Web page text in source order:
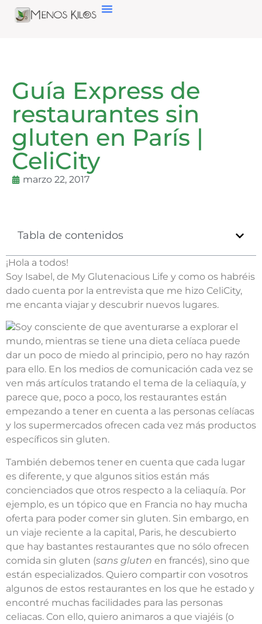
Guía Express de
restaurantes sin
gluten en París |
CeliCity
marzo 22, 2017
Tabla de contenidos
¡Hola a todos!
Soy Isabel, de My Glutenacious Life y como os habréis
dado cuenta por la entrevista que me hizo CeliCity,
me encanta viajar y descubrir nuevos lugares.
Soy consciente de que aventurarse a explorar el
mundo, mientras se tiene una dieta celíaca puede
dar un poco de miedo al principio, pero no hay razón
para ello. En los medios de comunicación cada vez se
ven más artículos tratando el tema de la celiaquía, y
parece que, poco a poco, los restaurantes están
empezando a tener en cuenta a las personas celíacas
y los supermercados ofrecen cada vez más productos
específicos sin gluten.
También debemos tener en cuenta que cada lugar
es diferente, y que algunos sitios están más
concienciados que otros respecto a la celiaquía. Por
ejemplo, es un tópico que en Francia no hay mucha
oferta para poder comer sin gluten. Sin embargo, en
un viaje reciente a la capital, Paris, he descubierto
que hay bastantes restaurantes que no sólo ofrecen
comida sin gluten (sans gluten en francés), sino que
están especializados. Quiero compartir con vosotros
algunos de estos restaurantes en los que he estado y
encontré muchas facilidades para las personas
celiacas. Con ello, quiero animaros a que viajéis (o